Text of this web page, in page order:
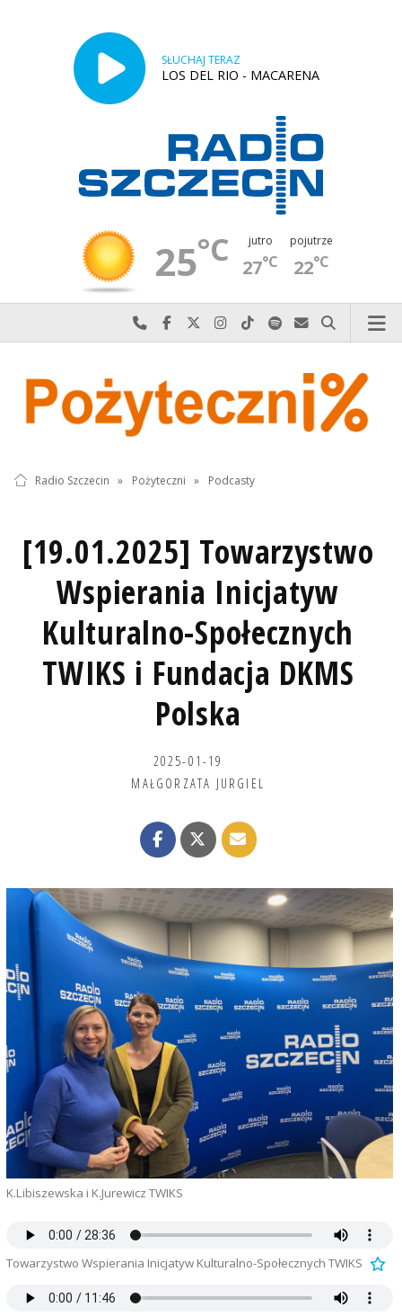
SŁUCHAJ TERAZ
LOS DEL RIO - MACARENA
25°C jutro
27°C
pojutrze
22°C
Najlepiej po prostu do nas zadzwoń
Odwiedź nas na Facebook-u
Odwiedź nas na X
Odwiedź nas na Instagram-ie
Odwiedź nas na TikTok-u
Szukaj nas na Spotify
Wyślij do nas
Szukaj
Radio Szczecin » Pożyteczni » Podcasty
[19.01.2025] Towarzystwo
Wspierania Inicjatyw
Kulturalno-Społecznych
TWIKS i Fundacja DKMS
Polska
2025-01-19
MAŁGORZATA JURGIEL
K.Libiszewska i K.Jurewicz TWIKS
Towarzystwo Wspierania Inicjatyw Kulturalno-Społecznych TWIKS